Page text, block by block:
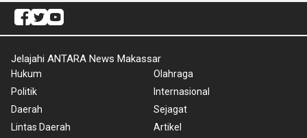
Jelajahi ANTARA News Makassar
Hukum
Politik
Daerah
Lintas Daerah
Olahraga
Internasional
Sejagat
Artikel